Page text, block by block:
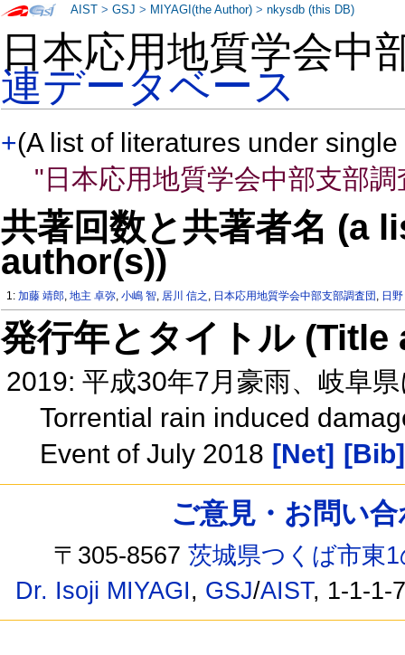
日本応用地質学会中
連データベース
+(A list of literatures under
"日本応用地質学会中部支部調
共著回数と共著者名 (a
author(s))
1:加藤 靖郎,地主 卓弥,小嶋 智, 居川 信之 , 日本応用地質学会中部支部調査団 , 日
発行年とタイトル
2019: 平成30年7月豪雨、岐阜
Torrential rain induced
Event of July 2018 [Net] [Bib]
AIST >GSJ > MIYAGI(the Author) >nkysdb (this DB)
ご意見・お問い
〒305-8567茨城県つくば市東
Dr. Isoji MIYAGI, GSJ/AIST, 1-1-1-